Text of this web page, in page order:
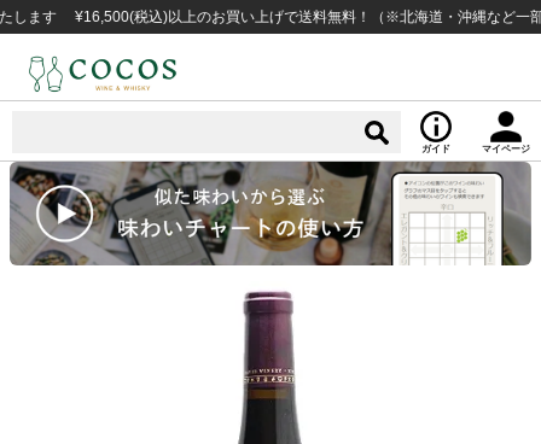
¥16,500(税込)以上のお買い上げで送料無料！（※北海道・沖縄など一部例外
ガイド マイページ